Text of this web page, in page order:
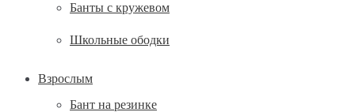
Банты с кружевом
Школьные ободки
Взрослым
Бант на резинке